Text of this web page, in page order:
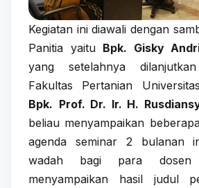
Kegiatan ini diawali dengan
Panitia yaitu Bpk. Gisky
yang setelahnya
Fakultas Pertanian
Bpk. Prof. Dr. Ir. H.
beliau menyampaikan
agenda seminar 2 bulanan
wadah bagi para
menyampaikan hasil judul